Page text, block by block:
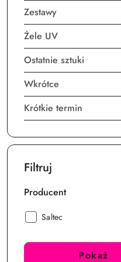
Zestawy
Żele UV
Ostatnie sztuki
Wkrótce
Krótkie termin
Filtruj
Producent
Producent:
Saltec
Pokaż